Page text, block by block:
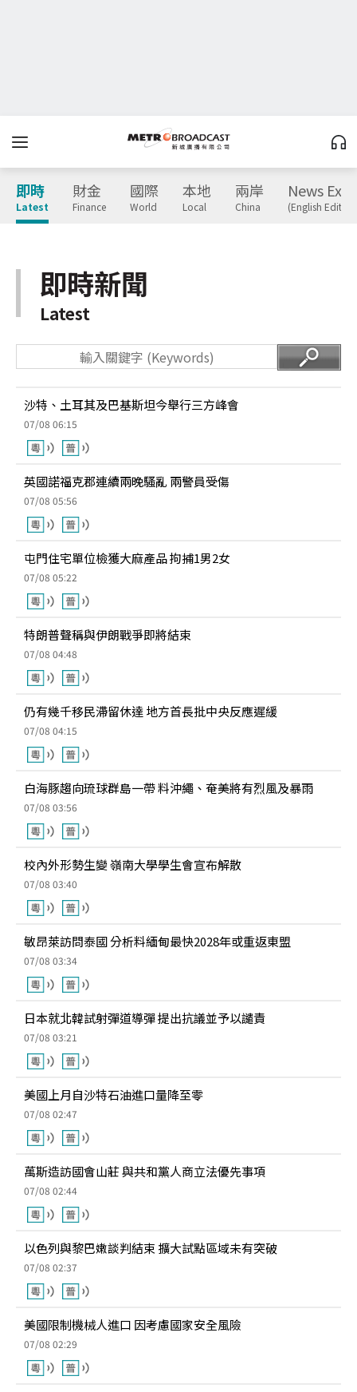
即時
Latest
財金
Finance
國際
World
本地
Local
兩岸
China
News
(English
即時新聞
Latest
沙特、土耳其及巴基斯坦今舉行三方峰會
07/08 06:15
英國諾福克郡連續兩晚騷亂 兩警員受傷
07/08 05:56
屯門住宅單位檢獲大麻產品 拘捕1男2女
07/08 05:22
特朗普聲稱與伊朗戰爭即將結束
07/08 04:48
仍有幾千移民滯留休達 地方首長批中央反應遲緩
07/08 04:15
白海豚趨向琉球群島一帶 料沖繩、奄美將有烈風及暴雨
07/08 03:56
校內外形勢生變 嶺南大學學生會宣布解散
07/08 03:40
敏昂萊訪問泰國 分析料緬甸最快2028年或重返東盟
07/08 03:34
日本就北韓試射彈道導彈 提出抗議並予以譴責
07/08 03:21
美國上月自沙特石油進口量降至零
07/08 02:47
萬斯造訪國會山莊 與共和黨人商立法優先事項
07/08 02:44
以色列與黎巴嫩談判結束 擴大試點區域未有突破
07/08 02:37
美國限制機械人進口 因考慮國家安全風險
07/08 02:29